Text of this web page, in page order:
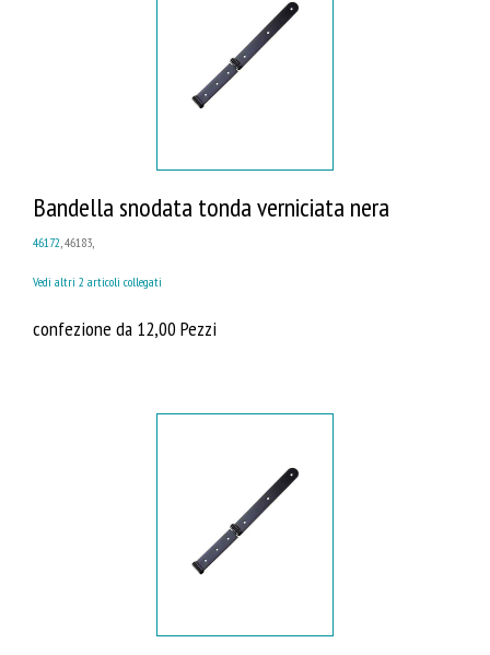
Bandella snodata tonda verniciata nera
46172 , 46183,
Vedi altri 2 articoli collegati
confezione da 12,00 Pezzi